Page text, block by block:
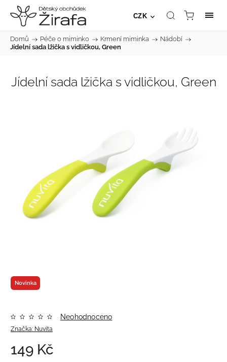
CZK
Domů / Péče o miminko / Krmení miminka / Nádobí /
Jídelní sada lžička s vidličkou, Green
Jídelní sada lžička s vidličkou, Green
Novinka
Značka: Nuvita
Neohodnoceno
149 Kč